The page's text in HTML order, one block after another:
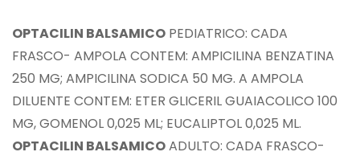
OPTACILIN BALSAMICO PEDIATRICO: CADA
FRASCO- AMPOLA CONTEM: AMPICILINA BENZATINA
250 MG; AMPICILINA SODICA 50 MG. A AMPOLA
DILUENTE CONTEM: ETER GLICERIL GUAIACOLICO 100
MG, GOMENOL 0,025 ML; EUCALIPTOL 0,025 ML.
OPTACILIN BALSAMICOADULTO: CADA FRASCO-